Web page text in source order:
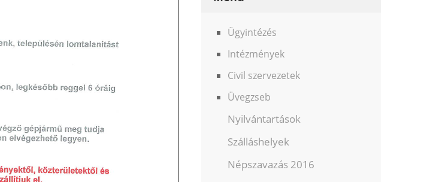
Ügyintézés
Intézmények
Civil szervezetek
Üvegzseb
Nyilvántartások
Szálláshelyek
Népszavazás 2016